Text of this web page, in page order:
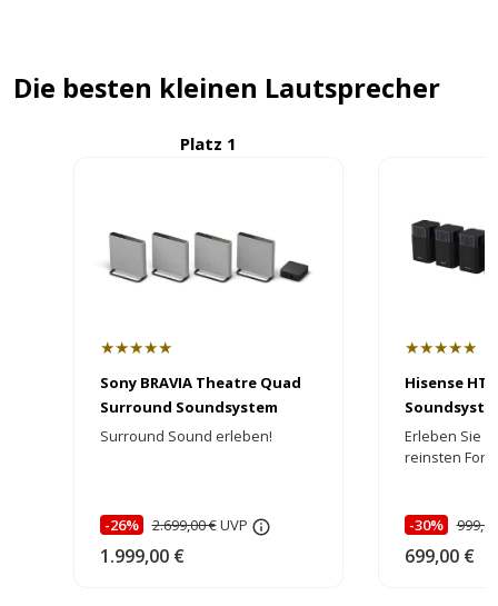
Die besten kleinen Lautsprecher
Platz 1
★★★★★
Sony BRAVIA Theatre Quad
Surround Soundsystem
Surround Sound erleben!
-26% 2.699,00 €UVP
1.999,00 €
★★★★★
Hisense HT
Erleben Sie
reinsten
-30%
699,00 €